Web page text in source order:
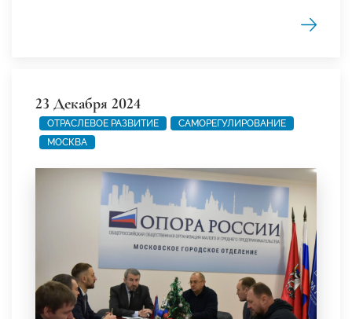
23 Декабря 2024
ОТРАСЛЕВОЕ РАЗВИТИЕ
САМОРЕГУЛИРОВАНИЕ
МОСКВА